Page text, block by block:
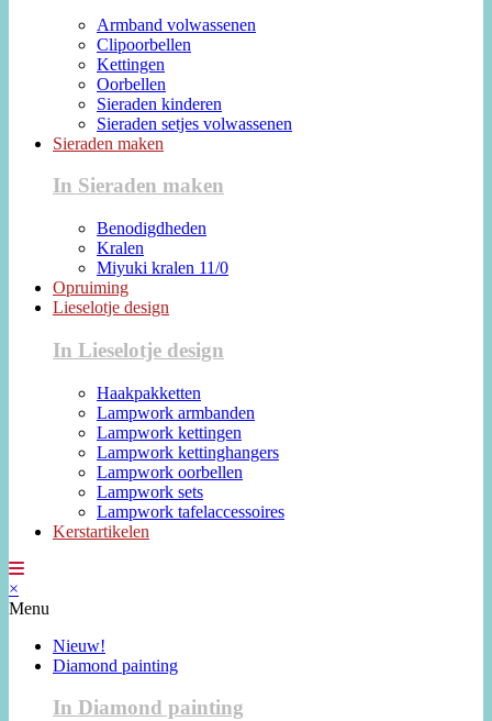
Armband volwassenen
Clipoorbellen
Kettingen
Oorbellen
Sieraden kinderen
Sieraden setjes volwassenen
Sieraden maken
In Sieraden maken
Benodigdheden
Kralen
Miyuki kralen 11/0
Opruiming
Lieselotje design
In Lieselotje design
Haakpakketten
Lampwork armbanden
Lampwork kettingen
Lampwork kettinghangers
Lampwork oorbellen
Lampwork sets
Lampwork tafelaccessoires
Kerstartikelen
×
Menu
Nieuw!
Diamond painting
In Diamond painting